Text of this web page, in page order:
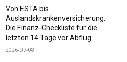
Von ESTA bis
Auslandskrankenversicherung:
Die Finanz-Checkliste für die
letzten 14 Tage vor Abflug
2026-07-08